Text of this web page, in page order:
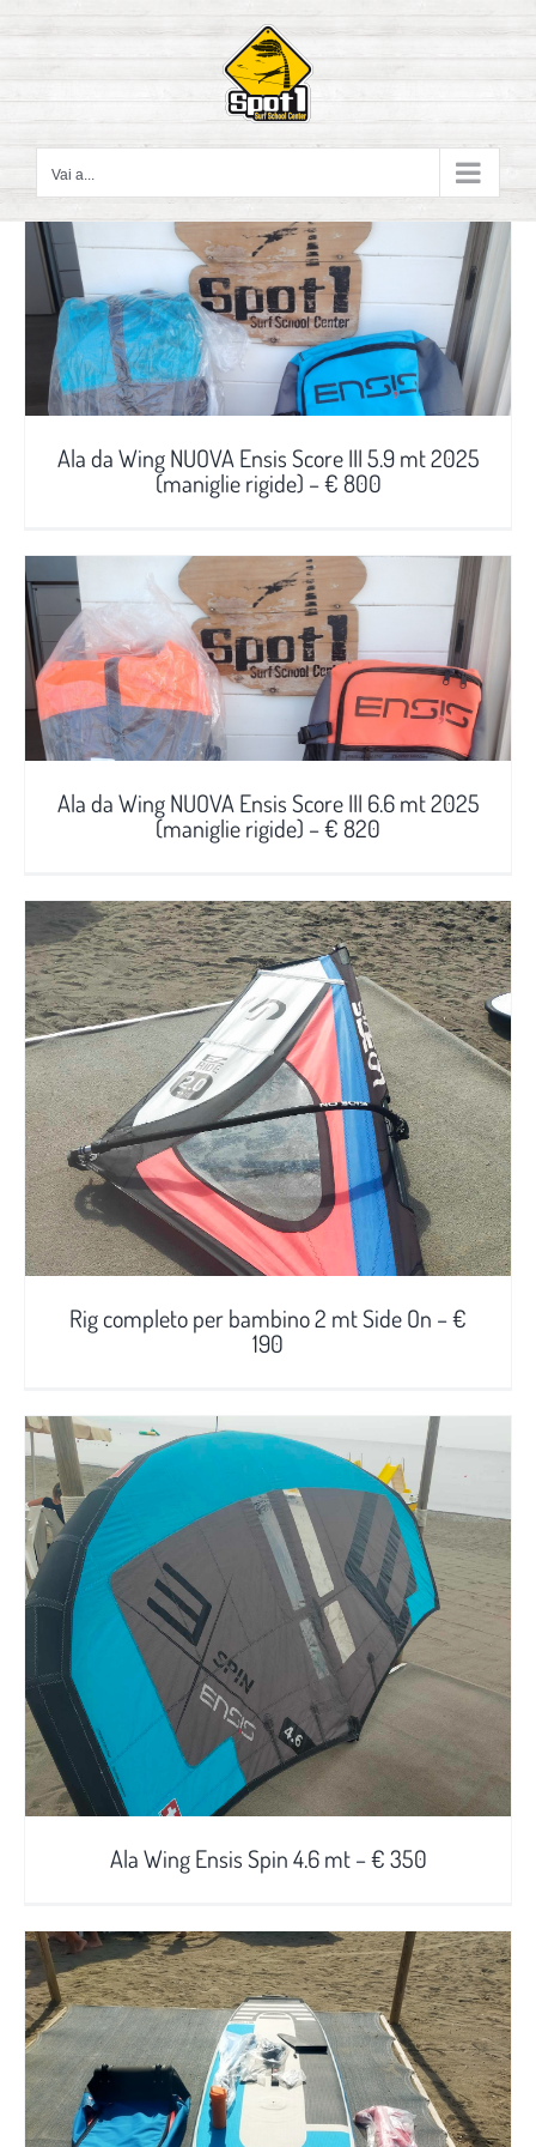
contenuto
Vai a...
Ala da Wing NUOVA Ensis Score III 5.9 mt 2025
(maniglie rigide) – € 800
Ala da Wing NUOVA Ensis Score III 6.6 mt 2025
(maniglie rigide) – € 820
Rig completo per bambino 2 mt Side On – €
190
Ala Wing Ensis Spin 4.6 mt – € 350